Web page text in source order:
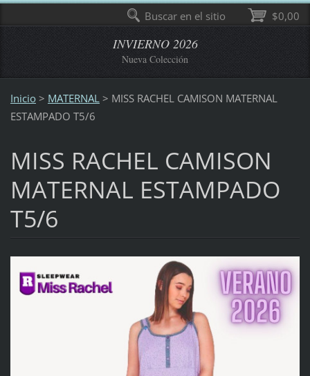
INVIERNO 2026
Nueva Colección
Inicio > MATERNAL > MISS RACHEL CAMISON MATERNAL
ESTAMPADO T5/6
MISS RACHEL CAMISON
MATERNAL ESTAMPADO
T5/6
$0,00
Buscar en el sitio